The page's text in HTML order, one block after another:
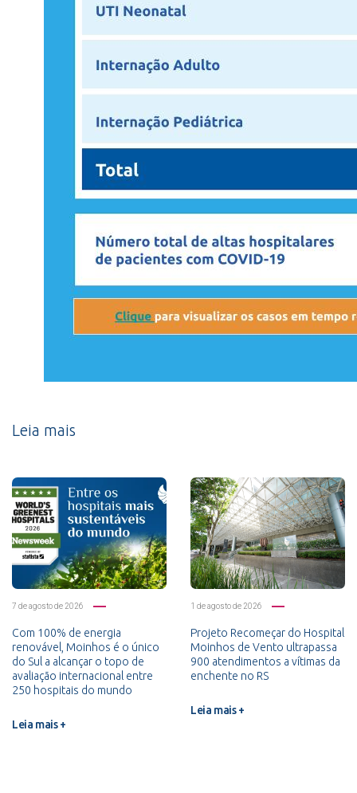
Leia mais
7 de agosto de 2026
Com 100% de energia
renovável, Moinhos é o único
do Sul a alcançar o topo de
avaliação internacional entre
250 hospitais do mundo
Leia mais +
1 de agosto de 2026
Projeto Recomeçar do Hospital
Moinhos de Vento ultrapassa
900 atendimentos a vítimas da
enchente no RS
Leia mais +